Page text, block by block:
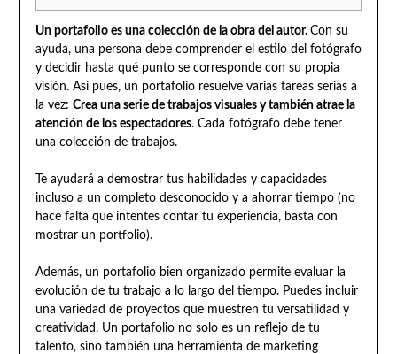
Un portafolio es una colección de la obra del autor. Con su
ayuda, una persona debe comprender el estilo del fotógrafo
y decidir hasta qué punto se corresponde con su propia
visión. Así pues, un portafolio resuelve varias tareas serias a
la vez: Crea una serie de trabajos visuales y también atrae la
atención de los espectadores. Cada fotógrafo debe tener
una colección de trabajos.
Te ayudará a demostrar tus habilidades y capacidades
incluso a un completo desconocido y a ahorrar tiempo (no
hace falta que intentes contar tu experiencia, basta con
mostrar un portfolio).
Además, un portafolio bien organizado permite evaluar la
evolución de tu trabajo a lo largo del tiempo. Puedes incluir
una variedad de proyectos que muestren tu versatilidad y
creatividad. Un portafolio no solo es un reflejo de tu
talento, sino también una herramienta de marketing